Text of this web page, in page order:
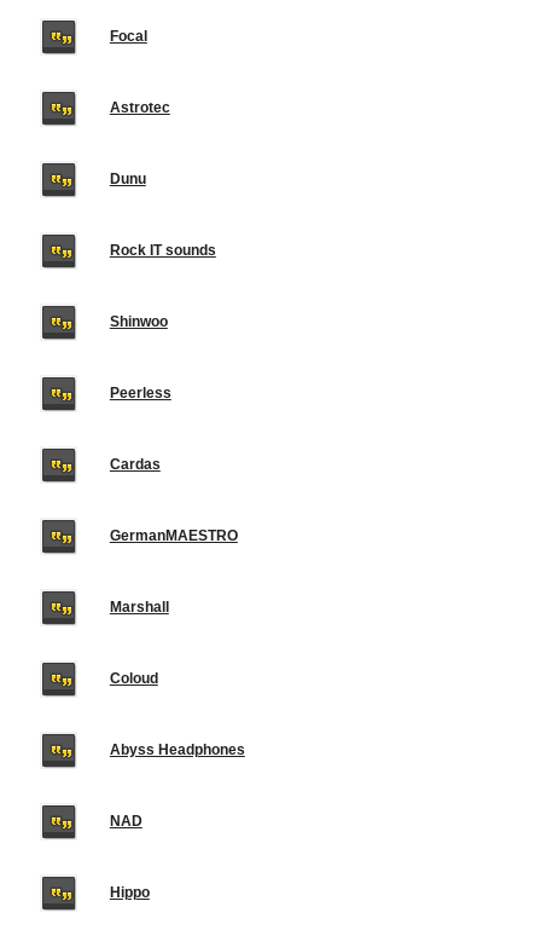
Focal
Astrotec
Dunu
Rock IT sounds
Shinwoo
Peerless
Cardas
GermanMAESTRO
Marshall
Coloud
Abyss Headphones
NAD
Hippo